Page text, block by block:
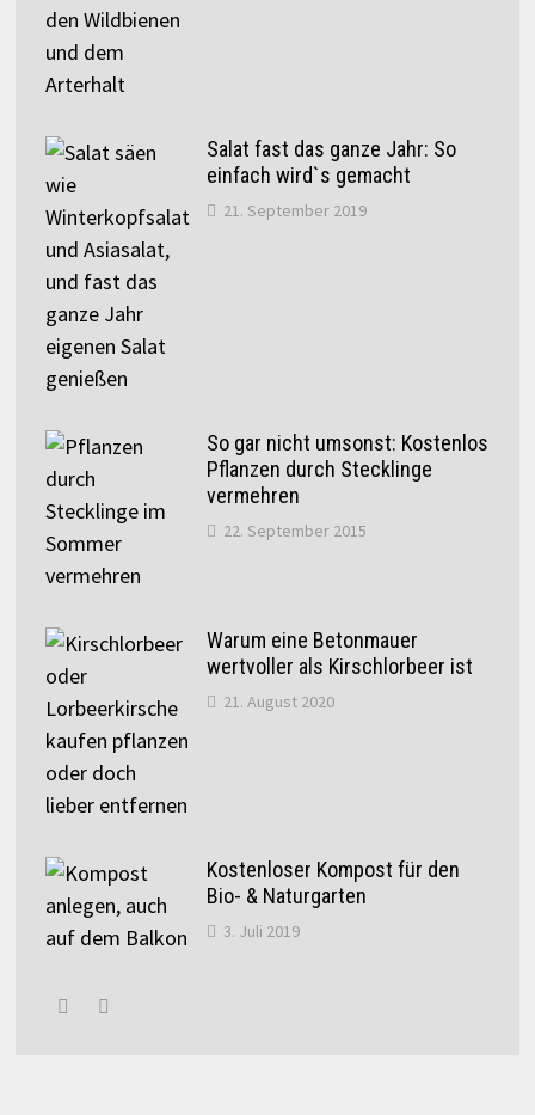
Salat fast das ganze Jahr: So
einfach wird`s gemacht
21. September 2019
So gar nicht umsonst: Kostenlos
Pflanzen durch Stecklinge
vermehren
22. September 2015
Warum eine Betonmauer
wertvoller als Kirschlorbeer ist
21. August 2020
Kostenloser Kompost für den
Bio- & Naturgarten
3. Juli 2019